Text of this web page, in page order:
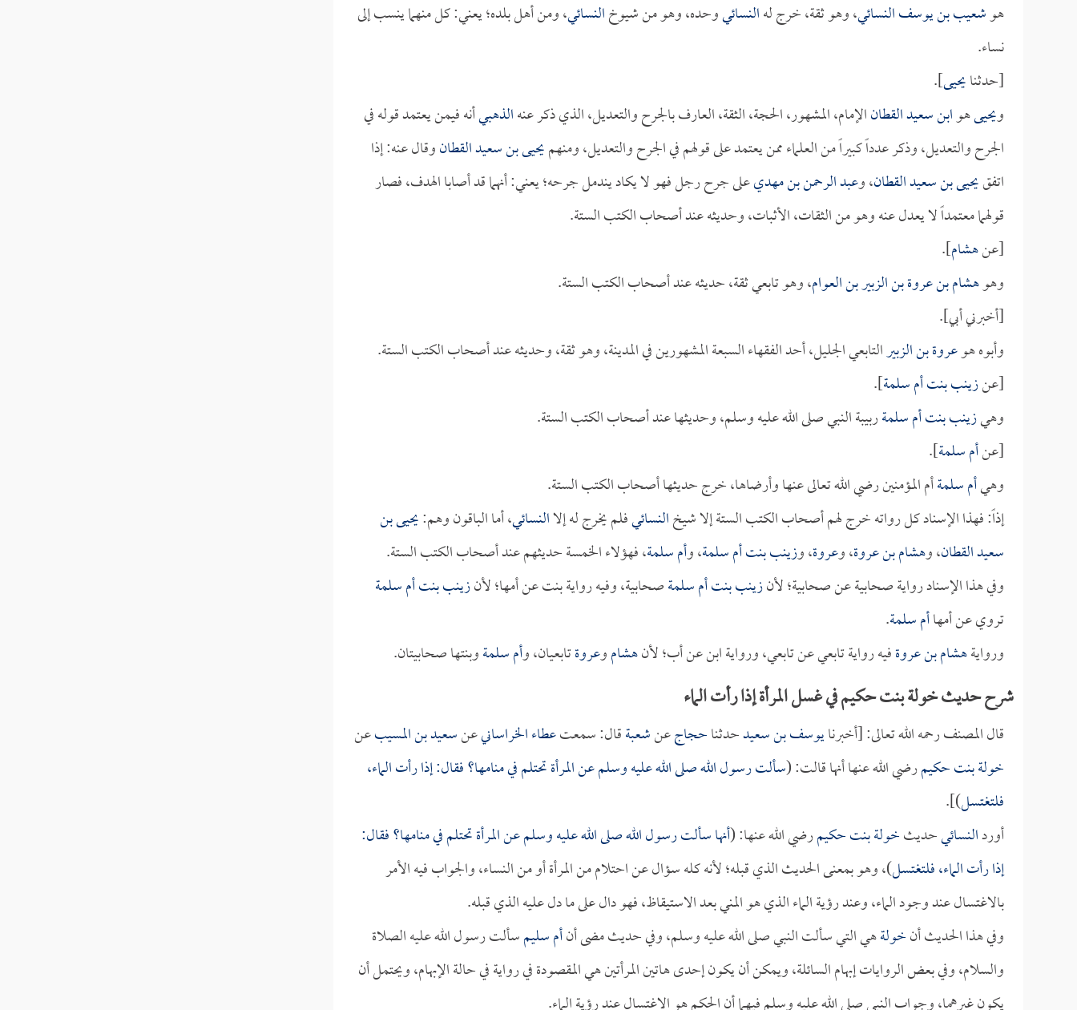
هوشعيب بن يوسفالنسائي، وهو ثقة، خرج لهالنسائيوحده، وهو من شيوخالنسائي، ومن أهل بلده؛ يعني: كل منهما ينسب إلى
نساء.
[حدثنايحيى].
ويحيىهوابن سعيد القطانالإمام، المشهور، الحجة، الثقة، العارف بالجرح والتعديل، الذي ذكر عنهالذهبيأنه فيمن يعتمد قوله في
الجرح والتعديل، وذكر عدداً كبيراً من العلماء ممن يعتمد على قولهم في الجرح والتعديل، ومنهميحيى بن سعيد القطانوقال عنه: إذا
اتفقيحيى بن سعيد القطان، وعبد الرحمن بن مهديعلى جرح رجل فهو لا يكاد يندمل جرحه؛ يعني: أنهما قد أصابا الهدف، فصار
قولهما معتمداً لا يعدل عنه وهو من الثقات، الأثبات، وحديثه عند أصحاب الكتب الستة.
[عنهشام].
وهوهشام بن عروة بن الزبير بن العوام، وهو تابعي ثقة، حديثه عند أصحاب الكتب الستة.
[أخبرني أبي].
وأبوه هوعروة بن الزبيرالتابعي الجليل، أحد الفقهاء السبعة المشهورين في المدينة، وهو ثقة، وحديثه عند أصحاب الكتب الستة.
[عنزينب بنت أم سلمة].
وهيزينب بنت أم سلمةربيبة النبي صلى الله عليه وسلم، وحديثها عند أصحاب الكتب الستة.
[عنأم سلمة].
وهيأم سلمةأم المؤمنين رضي الله تعالى عنها وأرضاها، خرج حديثها أصحاب الكتب الستة.
إذاً: فهذا الإسناد كل رواته خرج لهم أصحاب الكتب الستة إلا شيخالنسائيفلم يخرج له إلاالنسائي، أما الباقون وهم:يحيى بن
سعيد القطان، وهشام بن عروة، وعروة، وزينب بنت أم سلمة، وأم سلمة، فهؤلاء الخمسة حديثهم عند أصحاب الكتب الستة.
وفي هذا الإسناد رواية صحابية عن صحابية؛ لأنزينب بنت أم سلمةصحابية، وفيه رواية بنت عن أمها؛ لأنزينب بنت أم سلمة
تروي عن أمهاأم سلمة.
وروايةهشام بن عروةفيه رواية تابعي عن تابعي، ورواية ابن عن أب؛ لأنهشاموعروةتابعيان، وأم سلمةوبنتها صحابيتان.
شرح حديث خولة بنت حكيم في غسل المرأة إذا رأت الماء
قال المصنف رحمه الله تعالى: [أخبرنايوسف بن سعيدحدثناحجاجعنشعبةقال: سمعتعطاء الخراسانيعنسعيد بن المسيبعن
خولة بنت حكيمرضي الله عنها أنها قالت: (سألت رسول الله صلى الله عليه وسلم عن المرأة تحتلم في منامها؟ فقال: إذا رأت الماء،
فلتغتسل)].
أوردالنسائيحديثخولة بنت حكيمرضي الله عنها: (أنها سألت رسول الله صلى الله عليه وسلم عن المرأة تحتلم في منامها؟ فقال:
إذا رأت الماء، فلتغتسل)، وهو بمعنى الحديث الذي قبله؛ لأنه كله سؤال عن احتلام من المرأة أو من النساء، والجواب فيه الأمر
بالاغتسال عند وجود الماء، وعند رؤية الماء الذي هو المني بعد الاستيقاظ، فهو دال على ما دل عليه الذي قبله.
وفي هذا الحديث أنخولةهي التي سألت النبي صلى الله عليه وسلم، وفي حديث مضى أنأم سليمسألت رسول الله عليه الصلاة
والسلام، وفي بعض الروايات إبهام السائلة، ويمكن أن يكون إحدى هاتين المرأتين هي المقصودة في رواية في حالة الإبهام، ويحتمل أن